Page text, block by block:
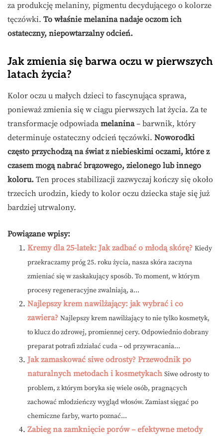
za produkcję melaniny, pigmentu decydującego o kolorze
tęczówki. To właśnie melanina nadaje oczom ich
ostateczny, niepowtarzalny odcień.
Jak zmienia się barwa oczu w pierwszych
latach życia?
Kolor oczu u małych dzieci to fascynująca sprawa,
ponieważ zmienia się w ciągu pierwszych lat życia. Za te
transformacje odpowiada melanina– barwnik, który
determinuje ostateczny odcień tęczówki. Noworodki
często przychodzą na świat z niebieskimi oczami, które z
czasem mogą nabrać brązowego, zielonego lub innego
koloru. Ten proces stabilizacji zazwyczaj kończy się około
trzecich urodzin, kiedy to kolor oczu dziecka staje się już
bardziej utrwalony.
Powiązane wpisy:
Kremy dla 25-latek: Jak zadbać o młodą skórę? Kiedy
przekraczamy próg 25. roku życia, nasza skóra zaczyna
zmieniać się w zaskakujący sposób. To moment, w którym
procesy regeneracyjne zwalniają, a...
Najlepszy krem nawilżający: jak wybrać i co
zawiera? Najlepszy krem nawilżający to nie tylko kosmetyk,
to klucz do zdrowej, promiennej cery. Odpowiednio dobrany
preparat potrafi zdziałać cuda – od przywracania...
Jak zamaskować siwe odrosty? Przewodnik po
naturalnych metodach i kosmetykach Siwe odrosty to
problem, z którym boryka się wiele osób, pragnących
zachować młodzieńczy wygląd włosów. Zamiast sięgać po
chemiczne farby, warto poznać...
Zabieg na zamknięcie porów – efektywne metody